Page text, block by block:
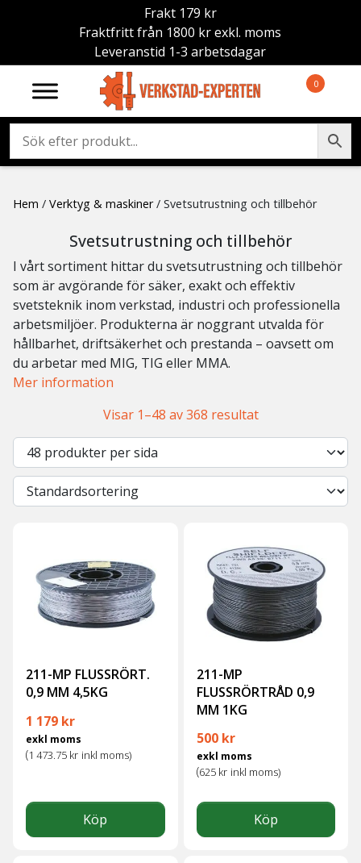
Frakt 179 kr
Fraktfritt från 1800 kr exkl. moms
Leveranstid 1-3 arbetsdagar
0
Hem / Verktyg & maskiner/ Svetsutrustning och tillbehör
Svetsutrustning och tillbehör
I vårt sortiment hittar du svetsutrustning och tillbehör
som är avgörande för säker, exakt och effektiv
svetsteknik inom verkstad, industri och professionella
arbetsmiljöer. Produkterna är noggrant utvalda för
hållbarhet, driftsäkerhet och prestanda – oavsett om
du arbetar med MIG, TIG eller MMA.
Mer information
Visar 1–48 av 368 resultat
211-MP FLUSSRÖRT.
0,9 MM 4,5KG
1 179 kr
exkl moms
(1 473.75 kr inkl moms)
Köp
211-MP
FLUSSRÖRTRÅD 0,9
MM 1KG
500 kr
exkl moms
(625 kr inkl moms)
Köp